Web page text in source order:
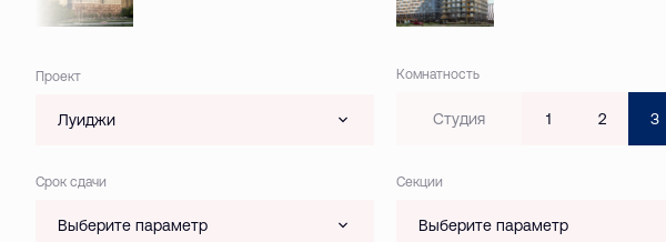
Проект
Луиджи
Комнатность
Студия 1 2 3
Срок сдачи
Выберите параметр
Секции
Выберите параметр